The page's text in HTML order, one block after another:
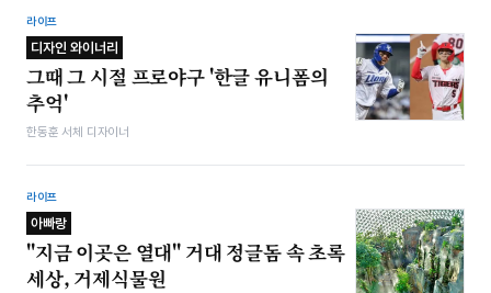
라이프
디자인 와이너리
그때 그 시절 프로야구 '한글 유니폼의
추억'
한동훈 서체 디자이너
라이프
아빠랑
"지금 이곳은 열대" 거대 정글돔 속 초록
세상, 거제식물원